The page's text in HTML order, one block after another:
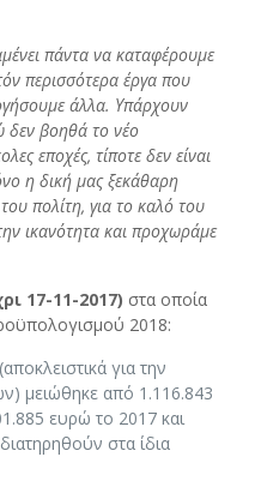
πάντα να καταφέρουμε
περισσότερα έργα που
άλλα. Υπάρχουν
δεν βοηθά το νέο
εποχές, τίποτε δεν είναι
η δική μας ξεκάθαρη
πολίτη, για το καλό του
ικανότητα και προχωράμε
17-11-2017) στα οποία
2018:
για την
μειώθηκε από 1.116.843
ευρώ το 2017 και
στα ίδια